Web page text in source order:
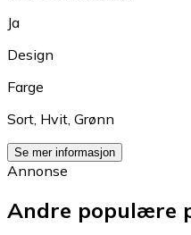
Ja
Design
Farge
Sort Hvit Grønn
Se mer informasjon
Annonse
Andre populære